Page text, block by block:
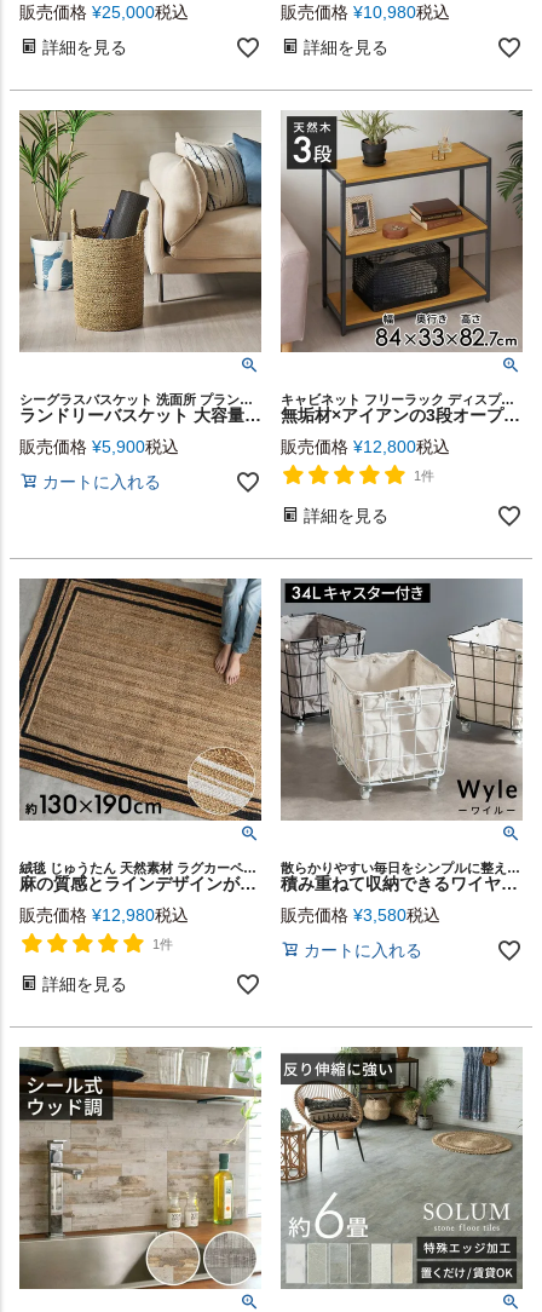
販売価格 ¥25,000税込
詳細を見る
販売価格 ¥10,980税込
詳細を見る
シーグラスバスケット 洗面所 プランターカバー リビング ランドリー 収納かご 衣類 ダイニング 寝室 編みかご 店舗 カフェ レストラン サロン スパ
ランドリーバスケット 大容量 ランドリーボックス かご バスケット シーグラス 持ち手付き 丸型 天然素材 W32×D32×H50cm 洗濯かご 収納 鉢カバー ラウンド 脱衣かご おもちゃ入れ カゴ 北欧 インテリア 西海岸インテリア サーフスタイル カリフォルニアスタイル [14182]
販売価格 ¥5,900税込
カートに入れる
キャビネット フリーラック ディスプレイラック サイドボード
無垢材×アイアンの3段オープンラック Hus 幅84cm [84104]
販売価格 ¥12,800税込
1件
詳細を見る
絨毯 じゅうたん 天然素材 ラグカーペット スクエア ハンドメイド ベッドサイド 寝室 リビング ダイニング 海外インテリア 韓国インテリア 新生活 模様替え ギフト プレゼント
麻の質感とラインデザインが映えるジュートラグ 約130×190cm (1.5畳相当) インド製 [34534]
販売価格 ¥12,980税込
1件
詳細を見る
散らかりやすい毎日をシンプルに整える ワイヤーバスケットシリーズ「Wyle（ワイル）」
積み重ねて収納できるワイヤーバスケット34L キャスター付き【Wyle-ワイル】 [64121]
販売価格 ¥3,580税込
カートに入れる